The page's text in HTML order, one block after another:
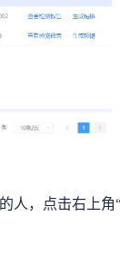
，点击右上角“